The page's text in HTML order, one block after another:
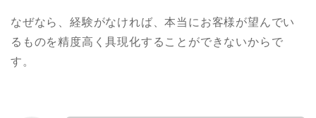
なぜなら、経験がなければ、本当にお客様が望んでい
るものを精度高く具現化することができないからで
す。